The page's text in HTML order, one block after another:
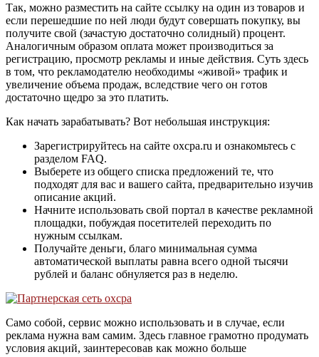
Так, можно разместить на сайте ссылку на один из товаров и
если перешедшие по ней люди будут совершать покупку, вы
получите свой (зачастую достаточно солидный) процент.
Аналогичным образом оплата может производиться за
регистрацию, просмотр рекламы и иные действия. Суть здесь
в том, что рекламодателю необходимы «живой» трафик и
увеличение объема продаж, вследствие чего он готов
достаточно щедро за это платить.
Как начать зарабатывать? Вот небольшая инструкция:
Зарегистрируйтесь на сайте oxcpa.ru и ознакомьтесь с
разделом FAQ.
Выберете из общего списка предложений те, что
подходят для вас и вашего сайта, предварительно изучив
описание акций.
Начните использовать свой портал в качестве рекламной
площадки, побуждая посетителей переходить по
нужным ссылкам.
Получайте деньги, благо минимальная сумма
автоматической выплаты равна всего одной тысячи
рублей и баланс обнуляется раз в неделю.
Само собой, сервис можно использовать и в случае, если
реклама нужна вам самим. Здесь главное грамотно продумать
условия акций, заинтересовав как можно больше